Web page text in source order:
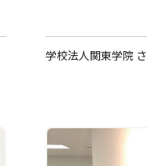
学校法人関東学院